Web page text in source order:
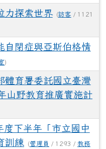
力探索世界 (訪客 / 1121
自閉症與亞斯伯格情
)
體育署委託國立臺灣
山野教育推廣實施計
度下半年「市立國中
訓練
(管理員 / 1293 / 教務